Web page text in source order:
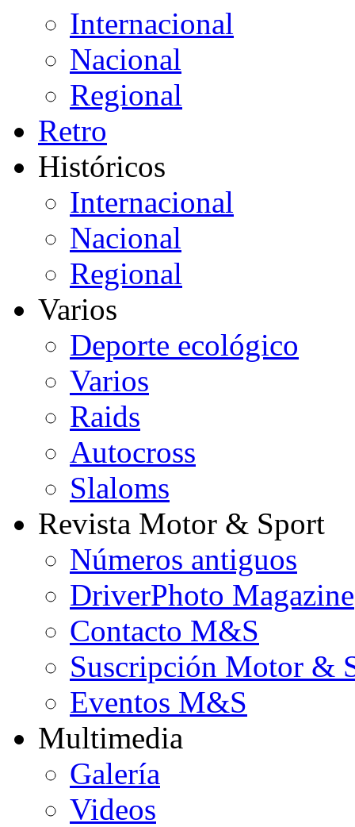
Internacional
Nacional
Regional
Retro
Históricos
Internacional
Nacional
Regional
Varios
Deporte ecológico
Varios
Raids
Autocross
Slaloms
Revista Motor & Sport
Números antiguos
DriverPhoto Magazine
Contacto M&S
Suscripción Motor &
Eventos M&S
Multimedia
Galería
Videos